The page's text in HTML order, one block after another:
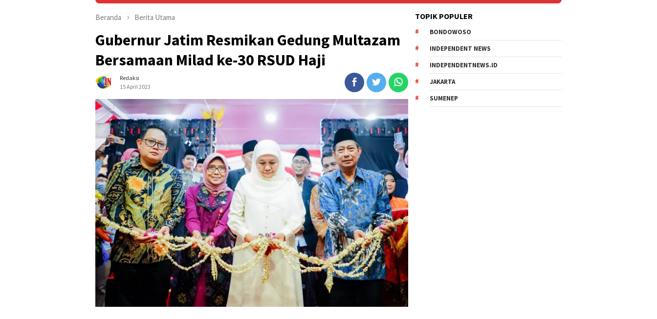
Beranda Berita Utama
Gubernur Jatim Resmikan Gedung Multazam
Bersamaan Milad ke-30 RSUD Haji
Redaksi
15 April 2023
TOPIK POPULER
BONDOWOSO
INDEPENDENT NEWS
INDEPENDENTNEWS.ID
JAKARTA
SUMENEP